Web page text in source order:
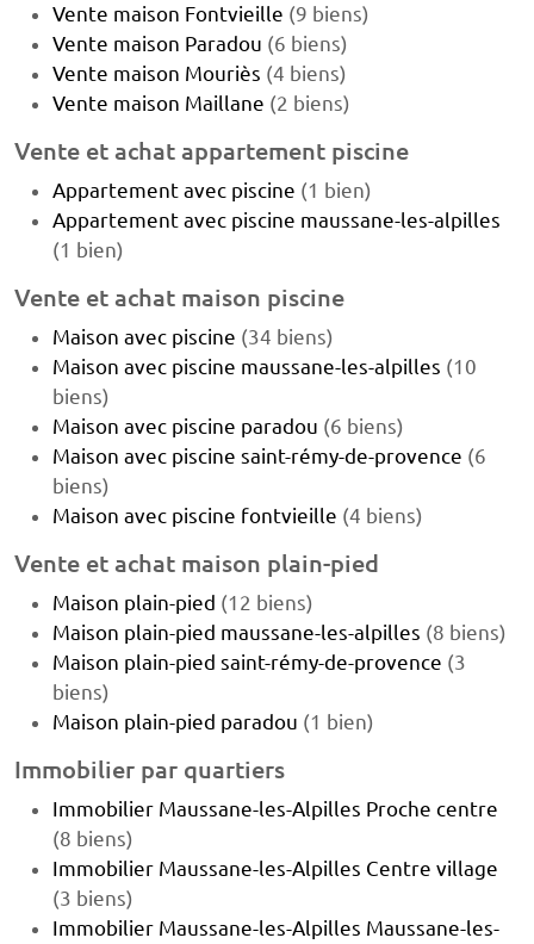
Vente maison Fontvieille (9 biens)
Vente maison Paradou (6 biens)
Vente maison Mouriès (4 biens)
Vente maison Maillane (2 biens)
Vente et achat appartement piscine
Appartement avec piscine (1 bien)
Appartement avec piscine maussane-les-alpilles
(1 bien)
Vente et achat maison piscine
Maison avec piscine (34 biens)
Maison avec piscine maussane-les-alpilles (10
biens)
Maison avec piscine paradou (6 biens)
Maison avec piscine saint-rémy-de-provence (6
biens)
Maison avec piscine fontvieille (4 biens)
Vente et achat maison plain-pied
Maison plain-pied (12 biens)
Maison plain-pied maussane-les-alpilles (8 biens)
Maison plain-pied saint-rémy-de-provence (3
biens)
Maison plain-pied paradou (1 bien)
Immobilier par quartiers
Immobilier Maussane-les-Alpilles Proche centre
(8 biens)
Immobilier Maussane-les-Alpilles Centre village
(3 biens)
Immobilier Maussane-les-Alpilles Maussane-les-